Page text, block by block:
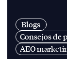
Blogs
Consejos de
AEO